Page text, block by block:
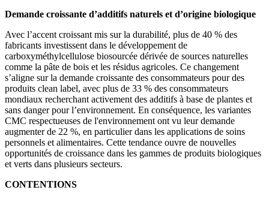
Demande croissante d’additifs naturels et d’origine biologique
Avec l’accent croissant mis sur la durabilité, plus de 40 % des
fabricants investissent dans le développement de
carboxyméthylcellulose biosourcée dérivée de sources naturelles
comme la pâte de bois et les résidus agricoles. Ce changement
s’aligne sur la demande croissante des consommateurs pour des
produits clean label, avec plus de 33 % des consommateurs
mondiaux recherchant activement des additifs à base de plantes et
sans danger pour l’environnement. En conséquence, les variantes
CMC respectueuses de l'environnement ont vu leur demande
augmenter de 22 %, en particulier dans les applications de soins
personnels et alimentaires. Cette tendance ouvre de nouvelles
opportunités de croissance dans les gammes de produits biologiques
et verts dans plusieurs secteurs.
CONTENTIONS